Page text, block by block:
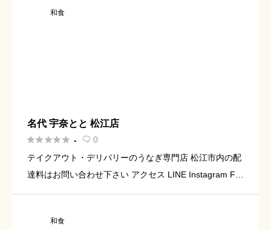
味付のり、焼のり […]
和食
名代 宇奈とと 松江店
 -  0
テイクアウト・デリバリーのうなぎ専門店 松江市内の配
達料はお問い合わせ下さい アクセス LINE Instagram Fa
和食